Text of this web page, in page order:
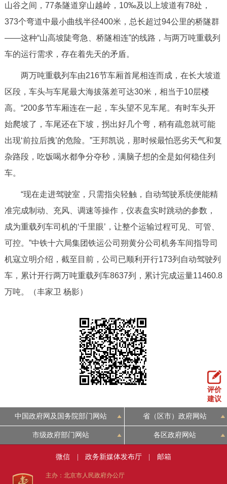
山谷之间，77条隧道穿山越岭，10‰及以上坡道有78处，
373个弯道中最小曲线半径400米，总长超过94公里的桥隧群
——这种“山高坡陡弯急、桥隧相连”的线路，与两万吨重载列
车的运行需求，存在着先天的矛盾。
两万吨重载列车由216节车厢首尾相连而成，在长大坡道
区段，车头与车尾最大海拔落差可达30米，相当于10层楼
高。“200多节车厢连在一起，车头望不见车尾。有时车头开
始爬坡了，车尾还在下坡，拐出好几个弯，稍有疏忽就可能
出现‘前拉后拽’的危险。”王邦凯说，那时候最怕恶劣天气和复
杂路段，吃饭喝水都争分夺秒，满脑子想的全是如何稳住列
车。
“现在走进驾驶室，只需指尖轻触，自动驾驶系统便能精
准完成制动、充风、调速等操作，仪表盘实时跳动的参数，
成为重载列车司机的‘千里眼’，让整个运输过程可见、可管、
可控。”中铁十六局集团铁运公司朔黄分公司机务车间指导司
机寇立明介绍，截至目前，公司已顺利开行173列自动驾驶列
车，累计开行两万吨重载列车8637列，累计完成运量11460.8
万吨。（丰家卫 杨影）
评价
建议
中国政府网及国务院部门网站 省（区市）政府网站
市级政府部门网站 各区政府网站
微信 政务新媒体发布厅 邮箱
主办：北京市人民政府办公厅